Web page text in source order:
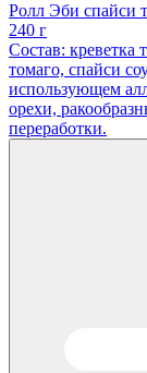
Ролл Эби спайси
240 г
Состав:
томаго, спайси
использующем
орехи,
переработки.